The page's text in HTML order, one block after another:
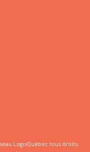
LogisQuébec tous droits